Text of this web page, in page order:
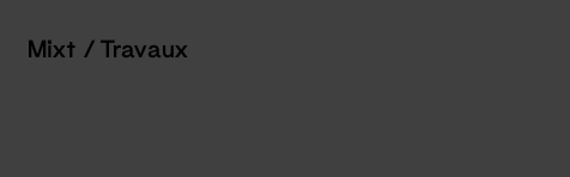
Mixt / Travaux